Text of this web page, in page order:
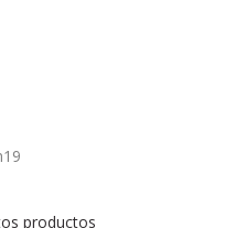
productos